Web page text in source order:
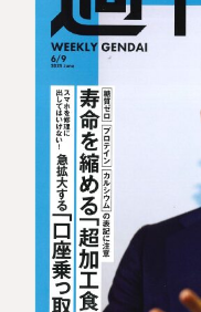
税理士紹介
法人情報
東京事務所
相続コラム
セミナー
円満相続ちゃんねる
円満相続塾（受講生募